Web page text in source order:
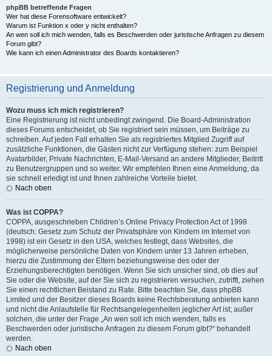
phpBB betreffende Fragen
Wer hat diese Forensoftware entwickelt?
Warum ist Funktion x oder y nicht enthalten?
An wen soll ich mich wenden, falls es Beschwerden oder juristische Anfragen zu diesem
Forum gibt?
Wie kann ich einen Administrator des Boards kontaktieren?
Registrierung und Anmeldung
Wozu muss ich mich registrieren?
Eine Registrierung ist nicht unbedingt zwingend. Die Board-Administration
dieses Forums entscheidet, ob Sie registriert sein müssen, um Beiträge zu
schreiben. Auf jeden Fall erhalten Sie als registriertes Mitglied Zugriff auf
zusätzliche Funktionen, die Gästen nicht zur Verfügung stehen: zum Beispiel
Avatarbilder, Private Nachrichten, E-Mail-Versand an andere Mitglieder, Beitritt
zu Benutzergruppen und so weiter. Wir empfehlen Ihnen eine Anmeldung, da
sie schnell erledigt ist und Ihnen zahlreiche Vorteile bietet.
Nach oben
Was ist COPPA?
COPPA, ausgeschrieben Children’s Online Privacy Protection Act of 1998
(deutsch: Gesetz zum Schutz der Privatsphäre von Kindern im Internet von
1998) ist ein Gesetz in den USA, welches festlegt, dass Websites, die
möglicherweise persönliche Daten von Kindern unter 13 Jahren erheben,
hierzu die Zustimmung der Eltern beziehungsweise des oder der
Erziehungsberechtigten benötigen. Wenn Sie sich unsicher sind, ob dies auf
Sie oder die Website, auf der Sie sich zu registrieren versuchen, zutrifft, ziehen
Sie einen rechtlichen Beistand zu Rate. Bitte beachten Sie, dass phpBB
Limited und der Besitzer dieses Boards keine Rechtsberatung anbieten kann
und nicht die Anlaufstelle für Rechtsangelegenheiten jeglicher Art ist; außer
solchen, die unter der Frage „An wen soll ich mich wenden, falls es
Beschwerden oder juristische Anfragen zu diesem Forum gibt?“ behandelt
werden.
Nach oben